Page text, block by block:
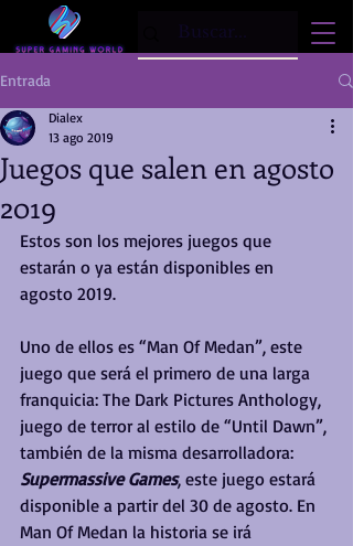
Entrada
Juegos que salen en agosto
2019
Dialex
13 ago 2019
Estos son los mejores juegos que
estarán o ya están disponibles en
agosto 2019.
Uno de ellos es “Man Of Medan”, este
juego que será el primero de una larga
franquicia: The Dark Pictures Anthology,
juego de terror al estilo de “Until Dawn”,
también de la misma desarrolladora:
Supermassive Games, este juego estará
disponible a partir del 30 de agosto. En
Man Of Medan la historia se irá